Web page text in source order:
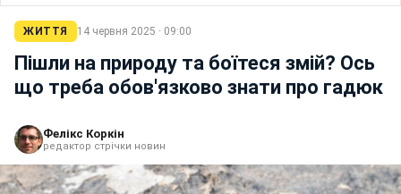
ЖИТТЯ 14 червня 2025 · 09:00
Пішли на природу та боїтеся змій? Ось
що треба обов'язково знати про гадюк
Фелікс Коркін
редактор стрічки новин